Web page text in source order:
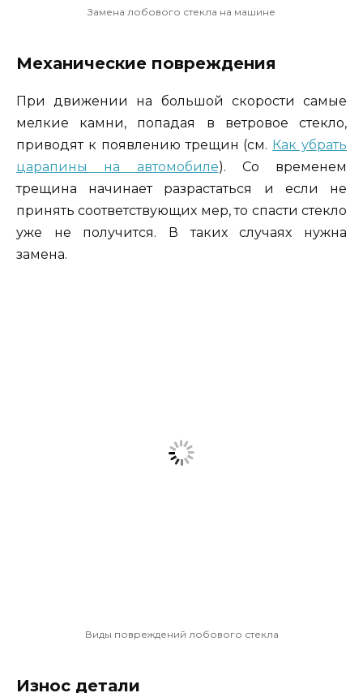
Замена лобового стекла на машине
Механические повреждения
При движении на большой скорости самые
мелкие камни, попадая в ветровое стекло,
приводят к появлению трещин (см. Как убрать
царапины на автомобиле). Со временем
трещина начинает разрастаться и если не
принять соответствующих мер, то спасти стекло
уже не получится. В таких случаях нужна
замена.
Виды повреждений лобового стекла
Износ детали